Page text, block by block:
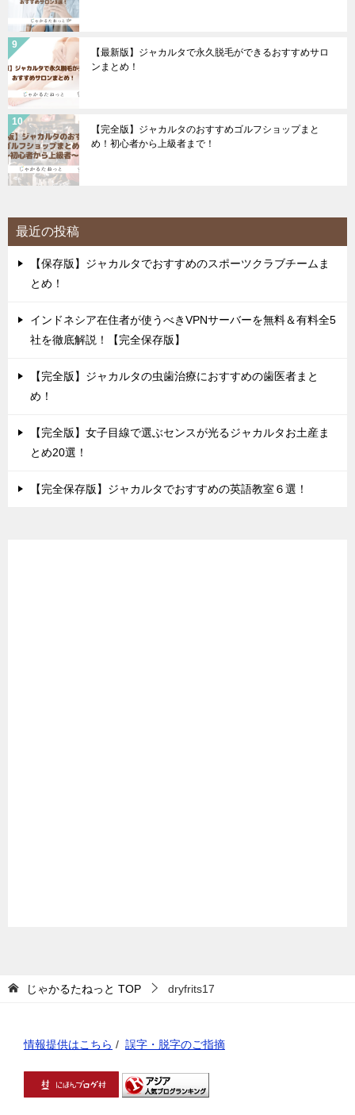
【最新版】ジャカルタで永久脱毛ができるおすすめサロ
ンまとめ！
【完全版】ジャカルタのおすすめゴルフショップまと
め！初心者から上級者まで！
最近の投稿
【保存版】ジャカルタでおすすめのスポーツクラブチームま
とめ！
インドネシア在住者が使うべきVPNサーバーを無料＆有料全5
社を徹底解説！【完全保存版】
【完全版】ジャカルタの虫歯治療におすすめの歯医者まと
め！
【完全版】女子目線で選ぶセンスが光るジャカルタお土産ま
とめ20選！
【完全保存版】ジャカルタでおすすめの英語教室６選！
じゃかるたねっと TOP dryfrits17
情報提供はこちら / 誤字・脱字のご指摘